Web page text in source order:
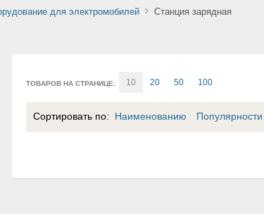
для электромобилей Станция зарядная
ТОВАРОВ НА СТРАНИЦЕ: 10 20 50 100
Сортировать по: Наименованию Популярности